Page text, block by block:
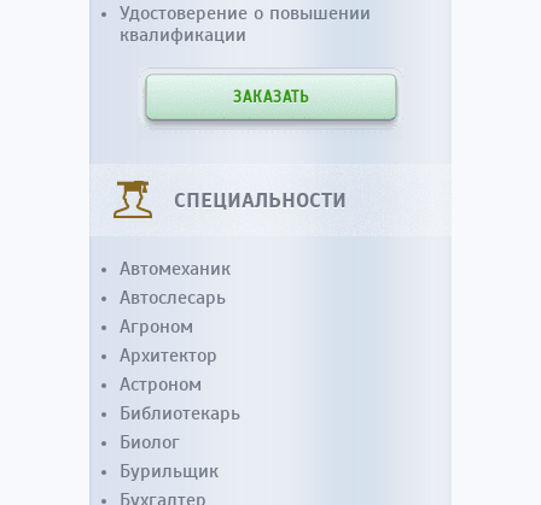
Удостоверение о повышении
квалификации
ЗАКАЗАТЬ
СПЕЦИАЛЬНОСТИ
Автомеханик
Автослесарь
Агроном
Архитектор
Астроном
Библиотекарь
Биолог
Бурильщик